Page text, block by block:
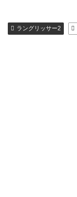
ラングリッサー2